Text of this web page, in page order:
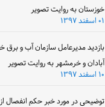
خوزستان به روایت تصویر
۰۱ اسفند ۱۳۹۷
بازدید مدیرعامل سازمان آب و برق
آبادان و خرمشهر به روایت تصویر
۱۰ اسفند ۱۳۹۷
توضیحی در مورد خبر حکم انفصال